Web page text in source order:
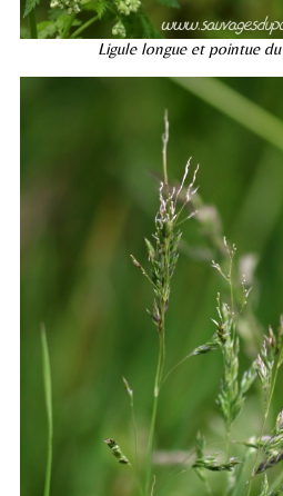
Ligule longue et pointue du